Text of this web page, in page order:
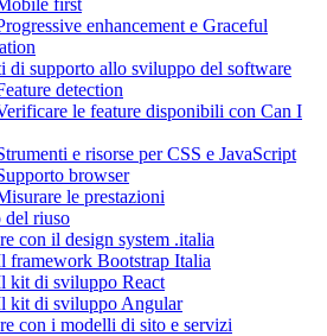
enhancement e Graceful
di supporto allo sviluppo del software
detection
le feature disponibili con Can I
e risorse per CSS e JavaScript
browser
le prestazioni
del riuso
con il design system .italia
framework Bootstrap Italia
kit di sviluppo React
kit di sviluppo Angular
con i modelli di sito e servizi